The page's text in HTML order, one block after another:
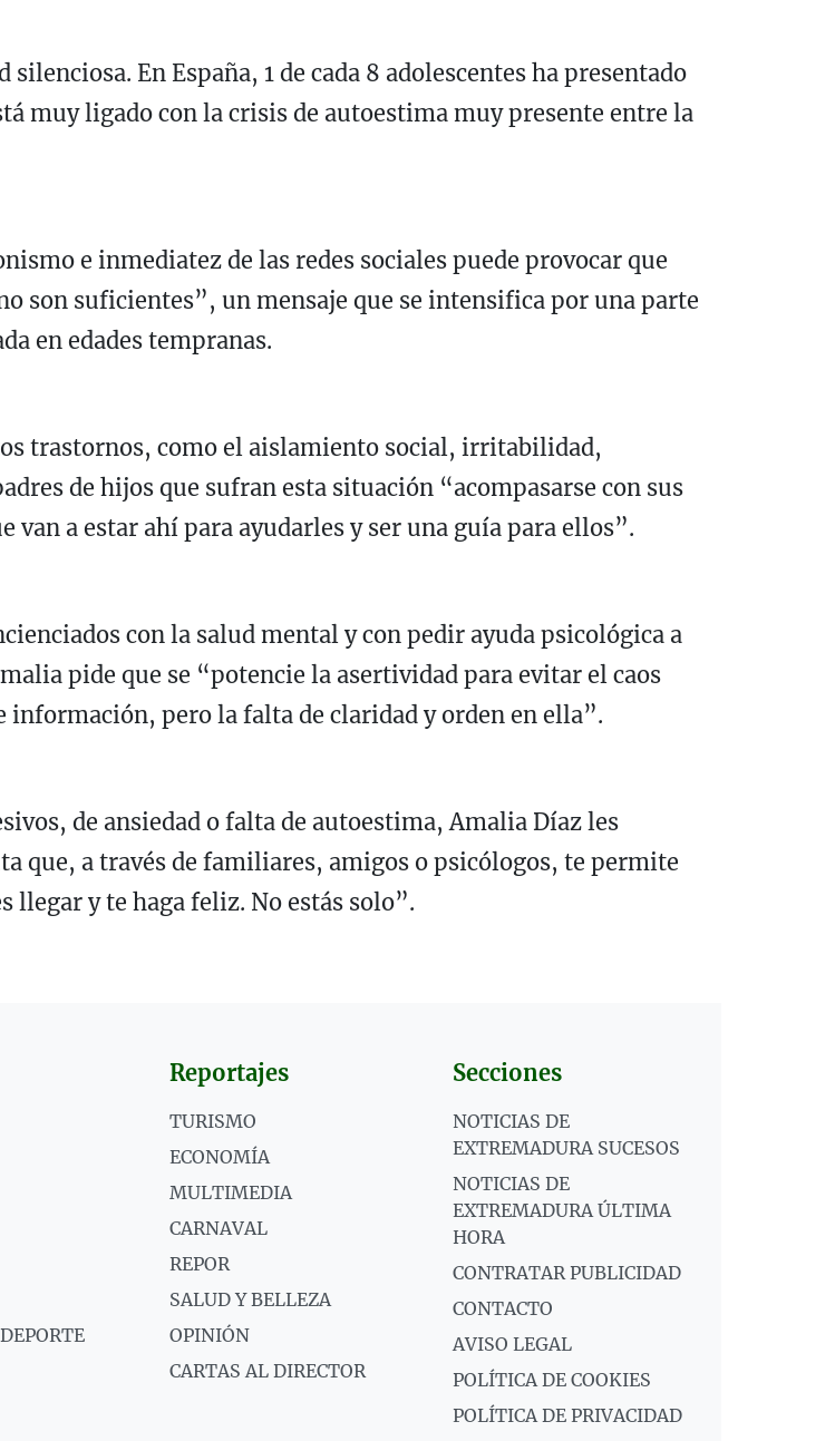
En España, 1 de cada 8 adolescentes ha presentado
muy ligado con la crisis de autoestima muy presente entre la
e inmediatez de las redes sociales puede provocar que
son suficientes”, un mensaje que se intensifica por una parte
en edades tempranas.
trastornos, como el aislamiento social, irritabilidad,
de hijos que sufran esta situación “acompasarse con sus
a estar ahí para ayudarles y ser una guía para ellos”.
con la salud mental y con pedir ayuda psicológica a
pide que se “potencie la asertividad para evitar el caos
pero la falta de claridad y orden en ella”.
de ansiedad o falta de autoestima, Amalia Díaz les
que, a través de familiares, amigos o psicólogos, te permite
y te haga feliz. No estás solo”.
Reportajes
TURISMO
ECONOMÍA
MULTIMEDIA
CARNAVAL
REPOR
SALUD Y BELLEZA
OPINIÓN
CARTAS AL DIRECTOR
Secciones
NOTICIAS DE
EXTREMADURA SUCESOS
NOTICIAS DE
EXTREMADURA ÚLTIMA
HORA
CONTRATAR PUBLICIDAD
CONTACTO
AVISO LEGAL
POLÍTICA DE COOKIES
POLÍTICA DE PRIVACIDAD